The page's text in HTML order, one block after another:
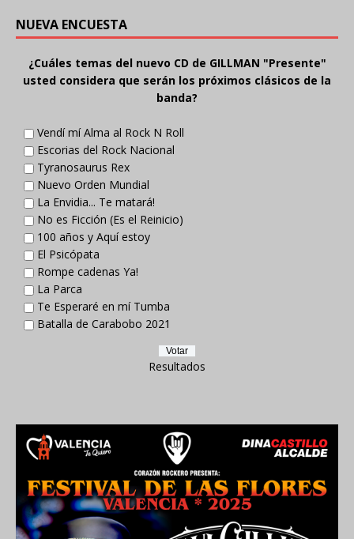
NUEVA ENCUESTA
¿Cuáles temas del nuevo CD de GILLMAN "Presente"
usted considera que serán los próximos clásicos de la
banda?
Vendí mí Alma al Rock N Roll
Escorias del Rock Nacional
Tyranosaurus Rex
Nuevo Orden Mundial
La Envidia... Te matará!
No es Ficción (Es el Reinicio)
100 años y Aquí estoy
El Psicópata
Rompe cadenas Ya!
La Parca
Te Esperaré en mí Tumba
Batalla de Carabobo 2021
Resultados